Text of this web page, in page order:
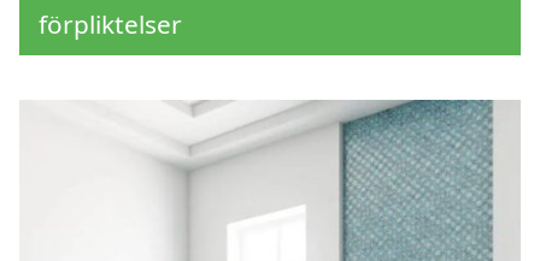
förpliktelser